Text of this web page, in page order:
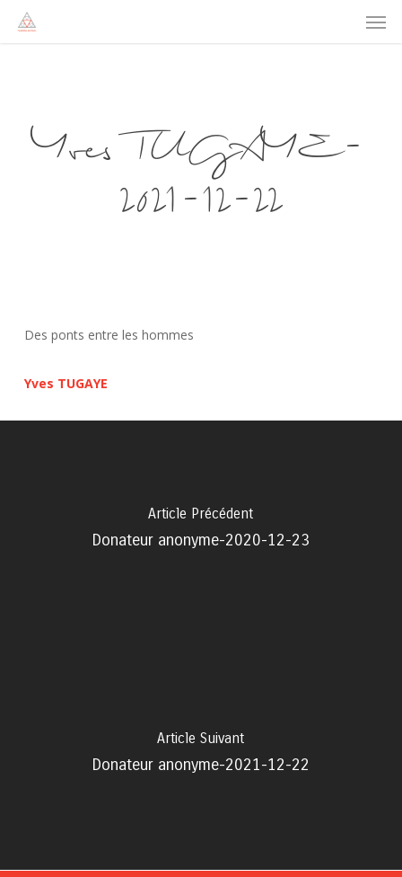
Yves TUGAYE-
2021-12-22
Des ponts entre les hommes
Yves TUGAYE
Article Précédent
Donateur anonyme-2020-12-23
Article Suivant
Donateur anonyme-2021-12-22